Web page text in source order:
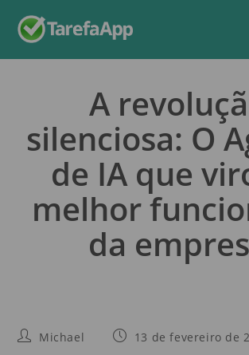
A
silenciosa: O
de IA que
melhor
da
Michael 13 de fevereiro de